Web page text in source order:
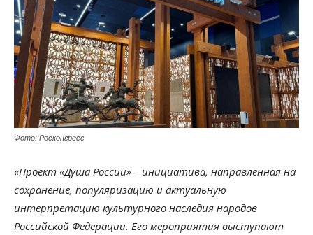
Фото: Росконгресс
«Проект «Душа России» – инициатива, направленная на
сохранение, популяризацию и актуальную
интерпретацию культурного наследия народов
Российской Федерации. Его мероприятия выступают